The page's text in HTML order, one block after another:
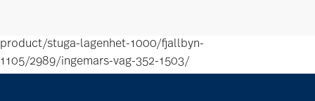
product/stuga-lagenhet-1000/fjallbyn-
1105/2989/ingemars-vag-352-1503/